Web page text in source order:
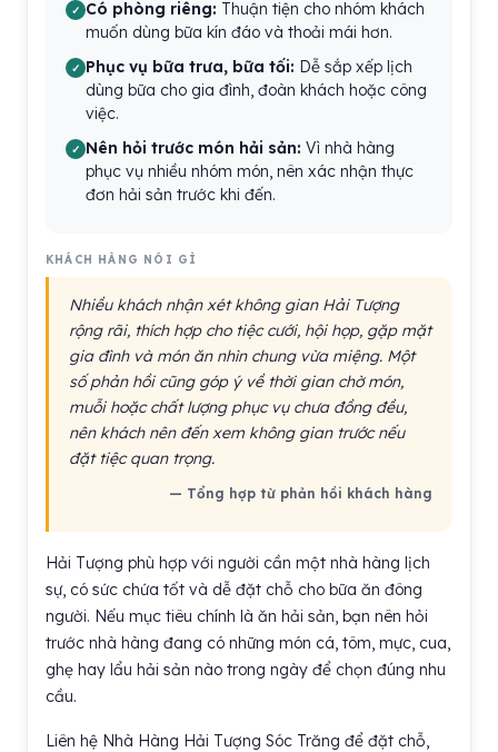
Có phòng riêng: Thuận tiện cho nhóm khách
muốn dùng bữa kín đáo và thoải mái hơn.
Phục vụ bữa trưa, bữa tối: Dễ sắp xếp lịch
dùng bữa cho gia đình, đoàn khách hoặc công
việc.
Nên hỏi trước món hải sản: Vì nhà hàng
phục vụ nhiều nhóm món, nên xác nhận thực
đơn hải sản trước khi đến.
KHÁCH HÀNG NÓI GÌ
Nhiều khách nhận xét không gian Hải Tượng
rộng rãi, thích hợp cho tiệc cưới, hội họp, gặp mặt
gia đình và món ăn nhìn chung vừa miệng. Một
số phản hồi cũng góp ý về thời gian chờ món,
muỗi hoặc chất lượng phục vụ chưa đồng đều,
nên khách nên đến xem không gian trước nếu
đặt tiệc quan trọng.
— Tổng hợp từ phản hồi khách hàng
Hải Tượng phù hợp với người cần một nhà hàng lịch
sự, có sức chứa tốt và dễ đặt chỗ cho bữa ăn đông
người. Nếu mục tiêu chính là ăn hải sản, bạn nên hỏi
trước nhà hàng đang có những món cá, tôm, mực, cua,
ghẹ hay lẩu hải sản nào trong ngày để chọn đúng nhu
cầu.
Liên hệ Nhà Hàng Hải Tượng Sóc Trăng để đặt chỗ,